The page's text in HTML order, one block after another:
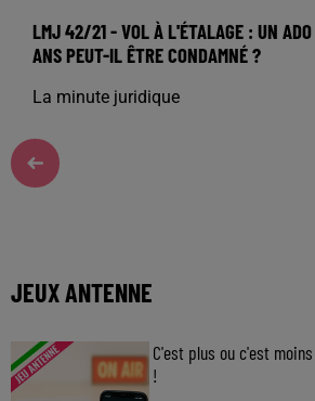
LMJ 42/21 - VOL À L'ÉTALAGE : UN ADO
ANS PEUT-IL ÊTRE CONDAMNÉ ?
La minute juridique
JEUX ANTENNE
C'est plus ou c'est
!